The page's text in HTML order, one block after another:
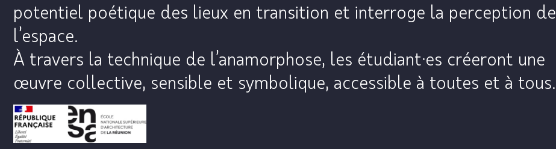
potentiel poétique des lieux en transition et interroge la perception de
l’espace.
À travers la technique de l’anamorphose, les étudiant·es créeront une
œuvre collective, sensible et symbolique, accessible à toutes et à tous.